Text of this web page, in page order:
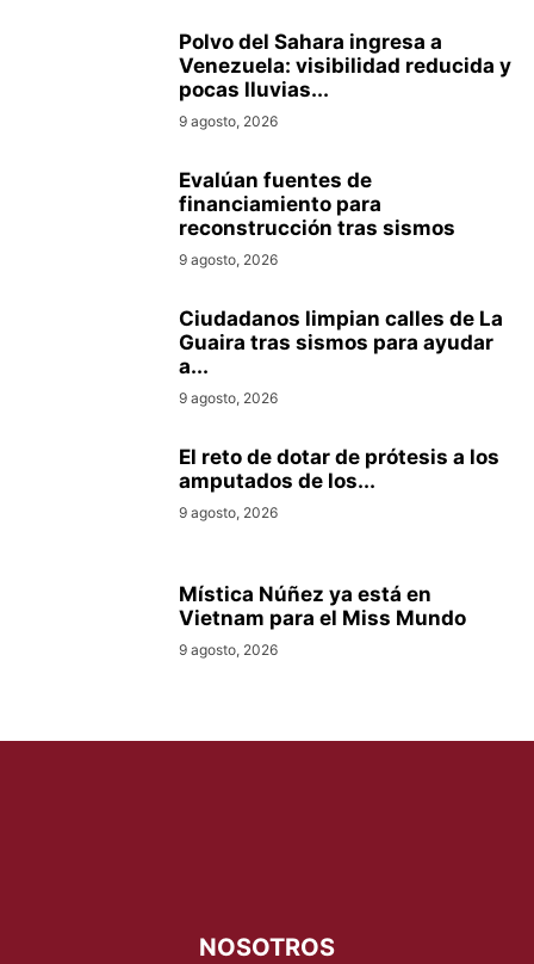
Polvo del Sahara ingresa a
Venezuela: visibilidad reducida y
pocas lluvias...
9 agosto, 2026
Evalúan fuentes de
financiamiento para
reconstrucción tras sismos
9 agosto, 2026
Ciudadanos limpian calles de La
Guaira tras sismos para ayudar
a...
9 agosto, 2026
El reto de dotar de prótesis a los
amputados de los...
9 agosto, 2026
Mística Núñez ya está en
Vietnam para el Miss Mundo
9 agosto, 2026
NOSOTROS